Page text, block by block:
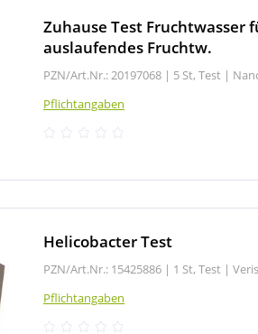
Zuhause Test Fruchtwasser
auslaufendes Fruchtw.
PZN/Art.Nr.: 20197068 | 5 St, Test |
Pflichtangaben
Helicobacter Test
PZN/Art.Nr.: 15425886 | 1 St, Test |
Pflichtangaben